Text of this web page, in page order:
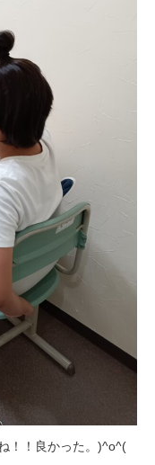
！！良かった。)^o^(